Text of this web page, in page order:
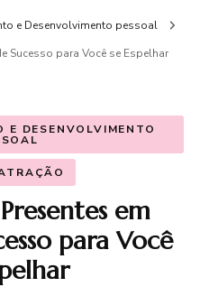
e Desenvolvimento pessoal
Sucesso para Você se Espelhar
E DESENVOLVIMENTO
em
para Você